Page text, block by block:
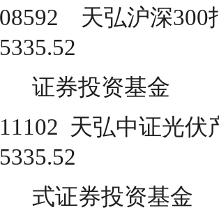
天弘沪深
证券投资基金
天弘中证光
式证券投资基金